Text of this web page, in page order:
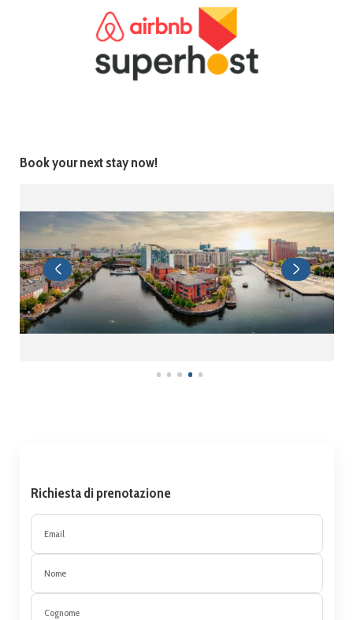
Book your next stay now!
Richiesta di prenotazione
Email
Nome
Cognome